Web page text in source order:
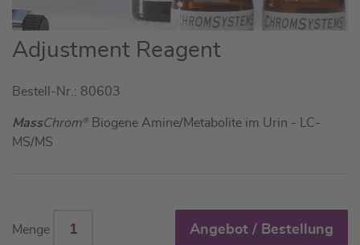
Zum
Anfang
Bildgalerie
springen
Adjustment Reagent
Bestell-Nr.: 80603
MassChrom®Biogene Amine/Metabolite im Urin - LC-
MS/MS
Menge Angebot / Bestellung